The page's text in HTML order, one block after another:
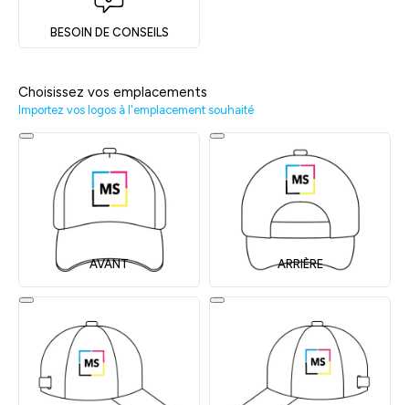
BESOIN DE CONSEILS
Choisissez vos emplacements
Importez vos logos à l'emplacement souhaité
AVANT ARRIÈRE